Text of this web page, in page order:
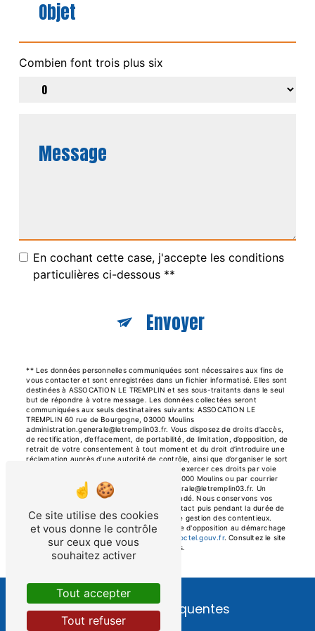
Combien font trois plus six
En cochant cette case, j'accepte les conditions
particulières ci-dessous **
Envoyer
** Les données personnelles communiquées sont nécessaires aux fins de
vous contacter et sont enregistrées dans un fichier informatisé. Elles sont
destinées à ASSOCATION LE TREMPLIN et ses sous-traitants dans le seul
but de répondre à votre message. Les données collectées seront
communiquées aux seuls destinataires suivants: ASSOCATION LE
TREMPLIN 60 rue de Bourgogne, 03000 Moulins
administration.generale@letremplin03.fr. Vous disposez de droits d’accès,
de rectification, d’effacement, de portabilité, de limitation, d’opposition, de
retrait de votre consentement à tout moment et du droit d’introduire une
réclamation auprès d’une autorité de contrôle, ainsi que d’organiser le sort
de vos données post-mortem. Vous pouvez exercer ces droits par voie
postale à l'adresse 60 rue de Bourgogne, 03000 Moulins ou par courrier
électronique à l'adresse administration.generale@letremplin03.fr. Un
justificatif d'identité pourra vous être demandé. Nous conservons vos
données pendant la période de prise de contact puis pendant la durée de
prescription légale aux fins probatoires et de gestion des contentieux.
Vous avez le droit de vous inscrire sur la liste d'opposition au démarchage
Bloctel.gouv.fr. Consultez le site
cnil.fr pour plus d’informations sur vos droits.
Recherches fréquentes
Ce site utilise des cookies
et vous donne le contrôle
sur ceux que vous
souhaitez activer
Tout accepter
Tout refuser